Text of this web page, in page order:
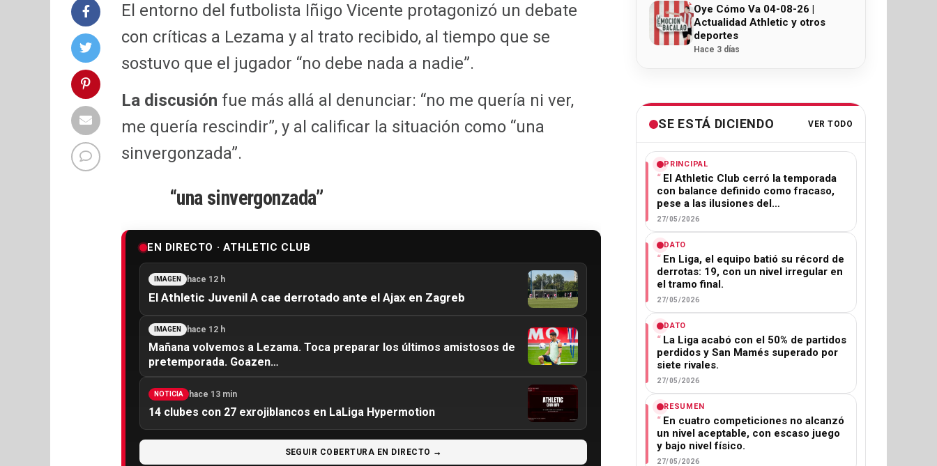
El entorno del futbolista Iñigo Vicente protagonizó un debate
con críticas a Lezama y al trato recibido, al tiempo que se
sostuvo que el jugador “no debe nada a nadie”.
La discusión fue más allá al denunciar: “no me quería ni ver,
me quería rescindir”, y al calificar la situación como “una
sinvergonzada”.
“una sinvergonzada”
EN DIRECTO · ATHLETIC CLUB
IMAGEN hace 12 h
El Athletic Juvenil A cae derrotado ante el Ajax en Zagreb
IMAGEN hace 12 h
Mañana volvemos a Lezama. Toca preparar los últimos amistosos de
pretemporada. Goazen…
NOTICIA hace 13 min
14 clubes con 27 exrojiblancos en LaLiga Hypermotion
SEGUIR COBERTURA EN DIRECTO →
Oye Cómo Va 04-08-26 |
Actualidad Athletic y otros
deportes
Hace 3 días
SE ESTÁ DICIENDO VER TODO
PRINCIPAL
El Athletic Club cerró la temporada
con balance definido como fracaso,
pese a las ilusiones del…
27/05/2026
DATO
En Liga, el equipo batió su récord de
derrotas: 19, con un nivel irregular en
el tramo final.
27/05/2026
DATO
La Liga acabó con el 50% de partidos
perdidos y San Mamés superado por
siete rivales.
27/05/2026
RESUMEN
En cuatro competiciones no alcanzó
un nivel aceptable, con escaso juego
y bajo nivel físico.
27/05/2026